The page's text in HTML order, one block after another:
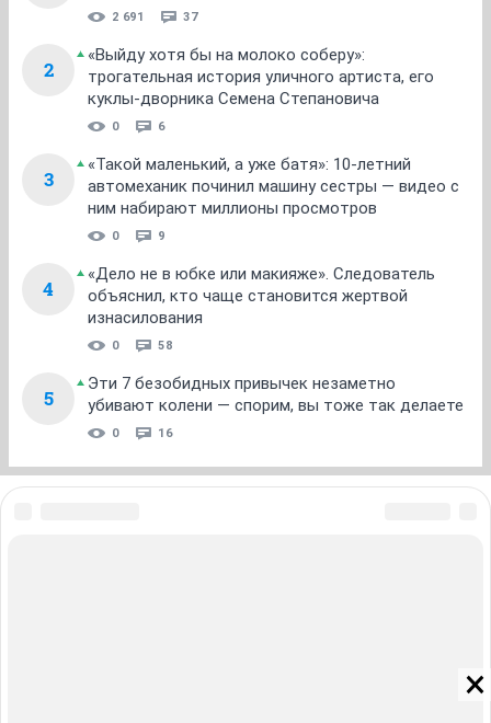
2 691 37
2
«Выйду хотя бы на молоко соберу»:
трогательная история уличного артиста, его
куклы-дворника Семена Степановича
0 6
3
«Такой маленький, а уже батя»: 10-летний
автомеханик починил машину сестры — видео с
ним набирают миллионы просмотров
0 9
4
«Дело не в юбке или макияже». Следователь
объяснил, кто чаще становится жертвой
изнасилования
0 58
5
Эти 7 безобидных привычек незаметно
убивают колени — спорим, вы тоже так делаете
0 16